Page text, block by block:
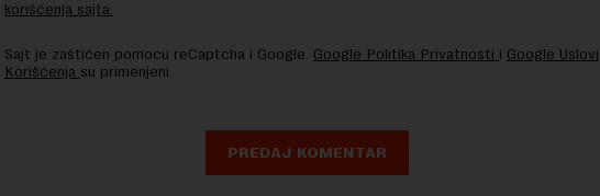
korišćenja sajta.
Sajt je zaštićen pomocu reCaptcha i Google. Google Politika Privatnosti i Google Uslovi
Korišćenja su primenjeni.